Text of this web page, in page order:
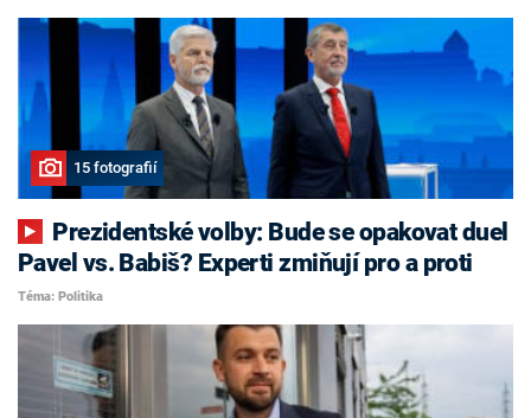
15 fotografií
Pavel vs. Babiš? Experti zmiňují pro a proti
Téma: Politika